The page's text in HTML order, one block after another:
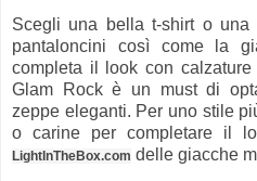
Scegli una bella t-shirt o
pantaloncini così come la
completa il look con
Glam Rock è un must di
zeppe eleganti. Per uno stile
o carine per completare il
LightInTheBox.com delle giacche